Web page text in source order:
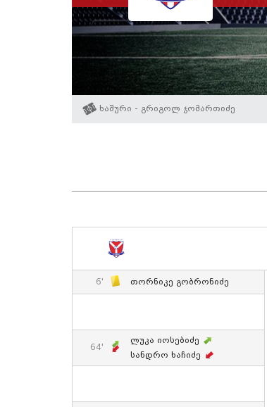
ხაშური - გრიგოლ ჯომართიძე
6' Თორნიკე Გობრონიძე
64'
Ლუკა Იოსებიძე
Სანდრო Ხაჩიძე